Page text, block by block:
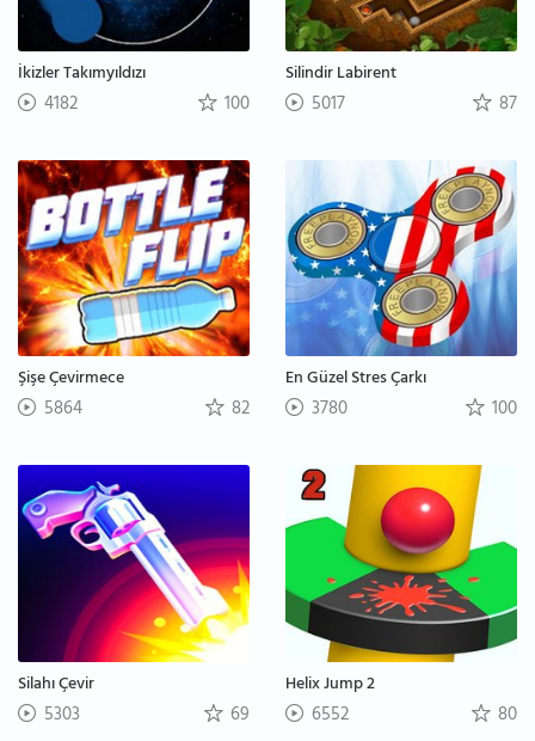
İkizler Takımyıldızı
4182 100
Silindir Labirent
5017 87
Şişe Çevirmece
5864 82
En Güzel Stres Çarkı
3780 100
Silahı Çevir
5303 69
Helix Jump 2
6552 80